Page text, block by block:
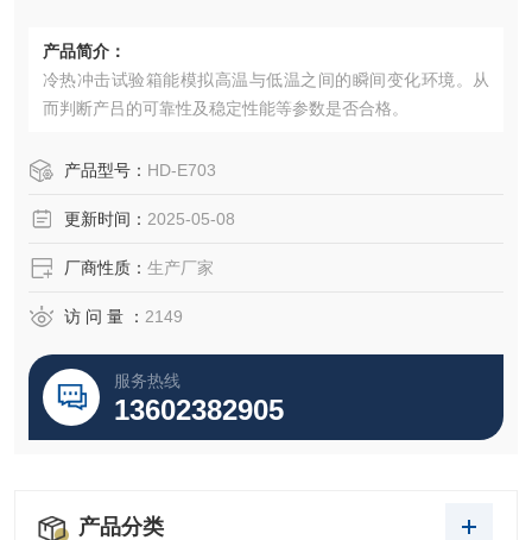
产品简介：
冷热冲击试验箱能模拟高温与低温之间的瞬间变化环境。从
而判断产吕的可靠性及稳定性能等参数是否合格。
产品型号： HD-E703
更新时间： 2025-05-08
厂商性质： 生产厂家
访 问 量 ： 2149
服务热线
13602382905
产品分类